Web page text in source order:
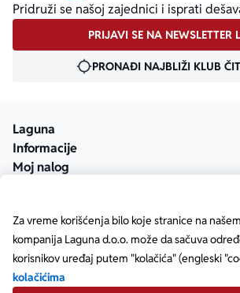
Za vreme korišćenja bilo koje stranice na
kompanija Laguna d.o.o. može da sačuva
korisnikov uređaj putem "kolačića" (engleski
kolačićima
Pridruži se našoj zajednici i isprati
PRIJAVI SE NA NEWSLETTER
PRONAĐI NAJBLIŽI KLUB
Laguna
Informacije
Moj nalog